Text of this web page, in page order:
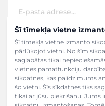
Šī tīmekļa vietne
Šī tīmekļa vietne izmanto
pārlūkojot vietni. No šīm
saglabātas tikai
vietnes pamatfunkciju
sīkdatnes, kas palīdz mums
šo vietni. Šīs sīkdatnes tiks
tikai ar jūsu piekrišanu. Jums
E-pasta adrese